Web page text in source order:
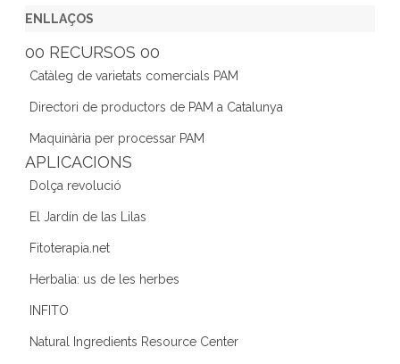
c
e
b
o
o
k
er gr
a
m
dI
n
ENLLAÇOS
00 RECURSOS 00
Catàleg de varietats comercials PAM
Directori de productors de PAM a Catalunya
Maquinària per processar PAM
APLICACIONS
Dolça revolució
El Jardín de las Lilas
Fitoterapia.net
Herbalia: us de les herbes
INFITO
Natural Ingredients Resource Center